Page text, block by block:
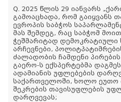
Q. 2025 წლის 29 იანვარს
გამოაცხადა, რომ გაიყვანს
ევროპის საბჭოს
მას შემდეგ, რაც საბჭომ
ჭეშმარიტად დემოკრატიული
არჩევნები,
ძალადობის ჩამდენი
გაერო-ს ექსპერტებმა
ადამიანის უფლებების
საქართველოში, ხოლო ეუთო
შეკრების თავისუფლების
დარღვევას;